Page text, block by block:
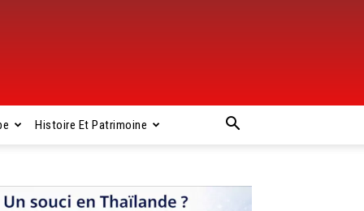
Histoire Et Patrimoine